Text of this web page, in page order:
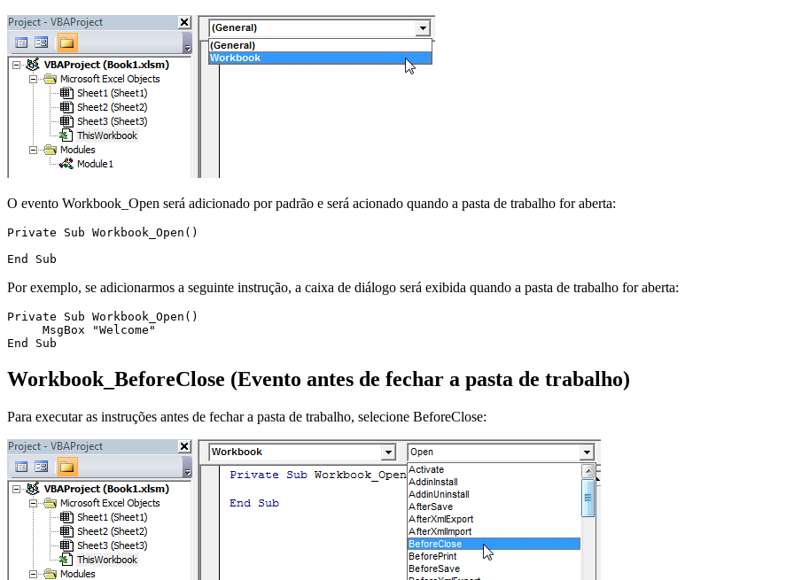
O evento Workbook_Open será adicionado por padrão e será acionado quando a pasta de trabalho for aberta:
Private Sub Workbook_Open()
Por exemplo, se adicionarmos a seguinte instrução, a caixa de diálogo será exibida quando a pasta de trabalho for aberta:
Private Sub Workbook_Open()
     MsgBox "Welcome"
Workbook_BeforeClose (Evento antes de fechar a pasta de trabalho)
Para executar as instruções antes de fechar a pasta de trabalho, selecione BeforeClose: